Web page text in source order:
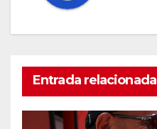
Entrada relacionada